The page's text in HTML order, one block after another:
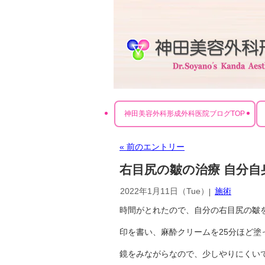
神田美容外科形成外科医院ブログTOP
右目尻の皺の治療 自分自
施術
2022年1月11日（Tue）
« 前のエントリー
時間がとれたので、自分の右目尻の皺
印を書い、麻酔クリームを25分ほど
鏡をみながらなので、少しやりにく